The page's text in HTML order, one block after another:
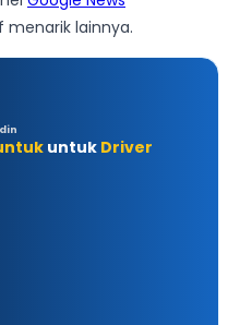
lainnya.
untuk Driver